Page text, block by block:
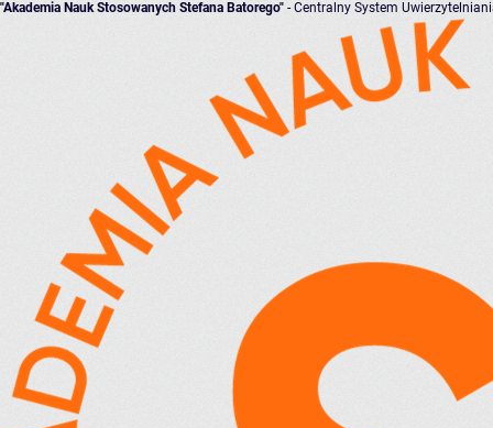
"Akademia Nauk Stosowanych Stefana Batorego" - Centralny System